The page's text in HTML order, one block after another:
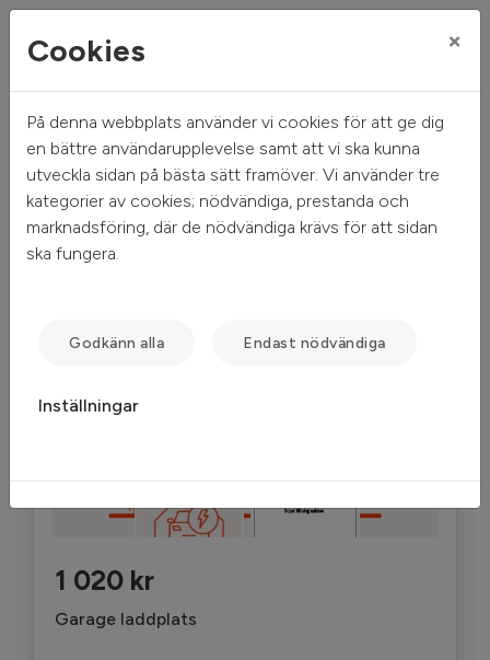
Mitt hem Sök ledigt Gamla Dalbyvägen 20
Gamla Dalbyvägen 20
Lund - Råbylund
'
1 020 kr
Garage laddplats
Cookies ×
På denna webbplats använder vi cookies för att ge dig
en bättre användarupplevelse samt att vi ska kunna
utveckla sidan på bästa sätt framöver. Vi använder tre
kategorier av cookies; nödvändiga, prestanda och
marknadsföring, där de nödvändiga krävs för att sidan
ska fungera.
Godkänn alla Endast nödvändiga
Inställningar